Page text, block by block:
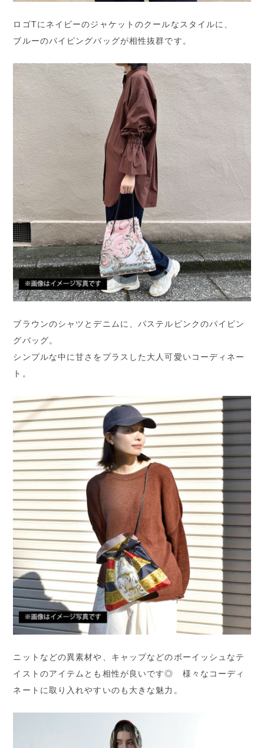
ロゴTにネイビーのジャケットのクールなスタイルに、
ブルーのパイピングバッグが相性抜群です。
ブラウンのシャツとデニムに、パステルピンクのパイピン
グバッグ。
シンプルな中に甘さをプラスした大人可愛いコーディネー
ト。
ニットなどの異素材や、キャップなどのボーイッシュなテ
イストのアイテムとも相性が良いです◎ 様々なコーディ
ネートに取り入れやすいのも大きな魅力。